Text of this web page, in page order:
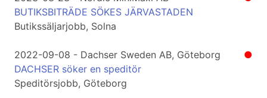
BUTIKSBITRÄDE SÖKES JÄRVASTADEN
Butikssäljarjobb, Solna
●
2022-09-08 - Dachser Sweden AB, Göteborg
DACHSER söker en speditör
Speditörsjobb, Göteborg